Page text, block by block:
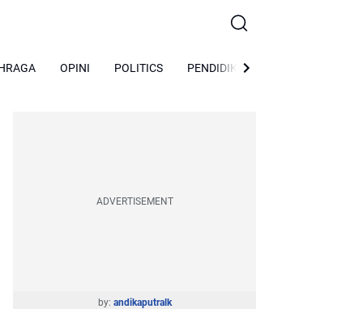
OPINI POLITICS PENDIDIKAN
ADVERTISEMENT
by: andikaputralk